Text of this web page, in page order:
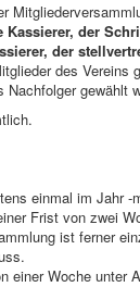
der
der
des
gewählt
einmal im Jahr
Frist von zwei
ist ferner
einer Woche unter